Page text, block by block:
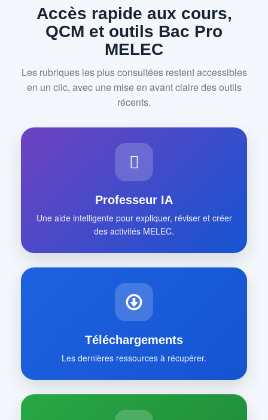
Accès rapide aux cours,
QCM et outils Bac Pro
MELEC
Les rubriques les plus consultées restent accessibles
en un clic, avec une mise en avant claire des outils
récents.
Professeur IA
Une aide intelligente pour expliquer, réviser et créer
des activités MELEC.
Téléchargements
Les dernières ressources à récupérer.